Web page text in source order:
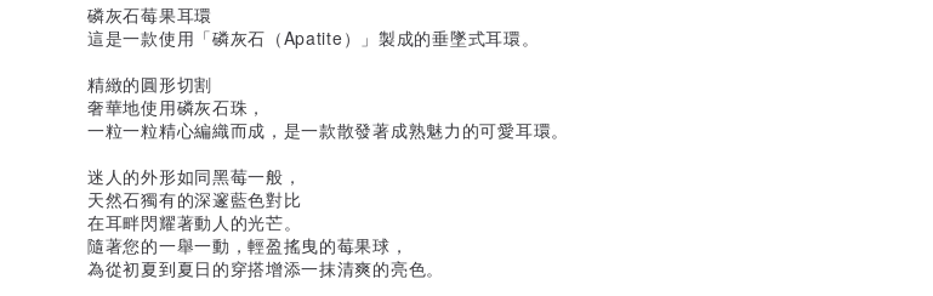
磷灰石莓果耳環
這是一款使用「磷灰石（Apatite）」製成的垂墜式耳環。
精緻的圓形切割
奢華地使用磷灰石珠，
一粒一粒精心編織而成，是一款散發著成熟魅力的可愛耳環。
迷人的外形如同黑莓一般，
天然石獨有的深邃藍色對比
在耳畔閃耀著動人的光芒。
隨著您的一舉一動，輕盈搖曳的莓果球，
為從初夏到夏日的穿搭增添一抹清爽的亮色。